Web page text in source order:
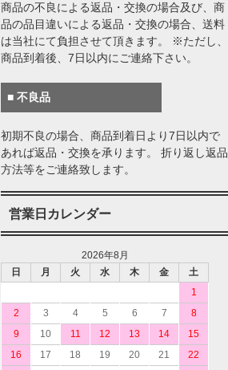
商品の不良による返品・交換の場合及び、商
品の品目違いによる返品・交換の場合、送料
は当社にて負担させて頂きます。 ※ただし、
商品到着後、7日以内にご連絡下さい。
■ 不良品
初期不良の場合、商品到着日より7日以内で
あれば返品・交換を承ります。 折り返し返品
方法等をご連絡致します。
営業日カレンダー
2026年8月
日
月 火 水 木 金
土
1
2
3 4 5 6 7
8
9
10 11 12 13 14
15
16
17 18 19 20 21 22